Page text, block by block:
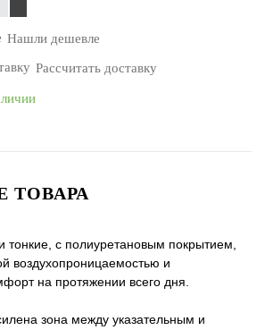
Нашли дешевле
Рассчитать доставку
ТОВАРА
тонкие, с полиуретановым покрытием,
воздухопроницаемостью и
на протяжении всего дня.
зона между указательным и